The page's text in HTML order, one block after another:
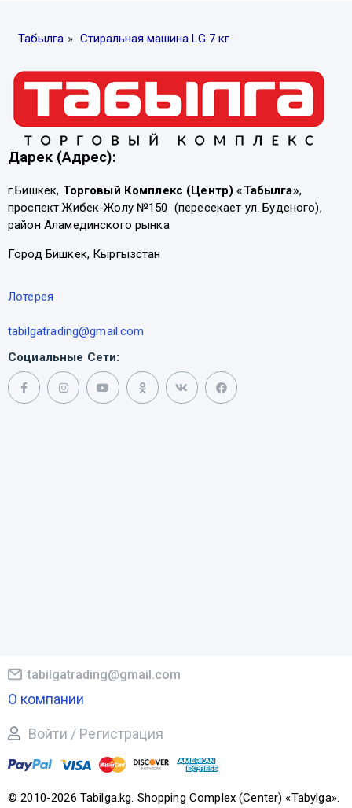
Табылга » Стиральная машина LG 7 кг
Дарек (Адрес):
г.Бишкек, Торговый Комплекс (Центр) «Табылга»,
проспект Жибек-Жолу №150 (пересекает ул. Буденого),
район Аламединского рынка
Город Бишкек, Кыргызстан
Лотерея
tabilgatrading@gmail.com
Социальные Сети:
© 2010-2026 Tabilga.kg. Shopping Complex (Center) «Tabylga».
tabilgatrading@gmail.com
О компании
Войти / Регистрация